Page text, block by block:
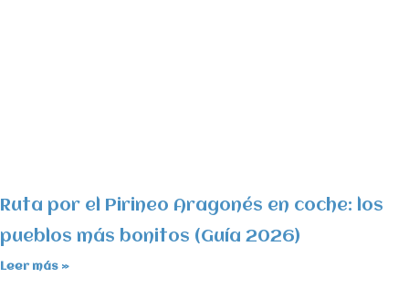
Ruta por el Pirineo Aragonés en coche: los
pueblos más bonitos (Guía 2026)
Leer más »